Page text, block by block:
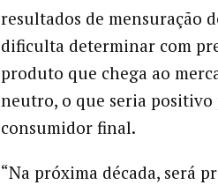
resultados de mensuração
dificulta determinar com
produto que chega ao
neutro, o que seria positivo
consumidor final.
“Na próxima década, será